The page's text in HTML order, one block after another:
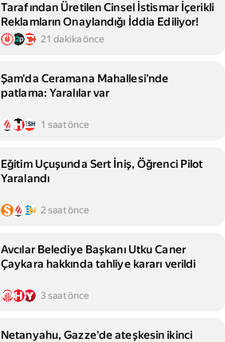
Tarafından Üretilen Cinsel İstismar İçerikli
Reklamların Onaylandığı İddia Ediliyor!
21 dakika önce
Şam'da Ceramana Mahallesi'nde
patlama: Yaralılar var
1 saat önce
Eğitim Uçuşunda Sert İniş, Öğrenci Pilot
Yaralandı
2 saat önce
Avcılar Belediye Başkanı Utku Caner
Çaykara hakkında tahliye kararı verildi
3 saat önce
Netanyahu, Gazze'de ateşkesin ikinci